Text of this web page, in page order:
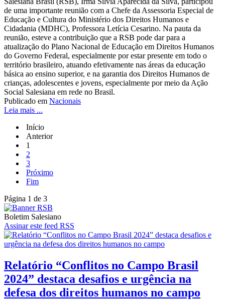
de uma importante reunião com a Chefe da Assessoria Especial de
Educação e Cultura do Ministério dos Direitos Humanos e
Cidadania (MDHC), Professora Letícia Cesarino. Na pauta da
reunião, esteve a contribuição que a RSB pode dar para a
atualização do Plano Nacional de Educação em Direitos Humanos
do Governo Federal, especialmente por estar presente em todo o
território brasileiro, atuando efetivamente nas áreas da educação
básica ao ensino superior, e na garantia dos Direitos Humanos de
crianças, adolescentes e jovens, especialmente por meio da Ação
Social Salesiana em rede no Brasil.
Publicado em Nacionais
Leia mais ...
Início
Anterior
1
2
3
Próximo
Fim
Página 1 de 3
Boletim Salesiano
Assinar este feed RSS
Relatório “Conflitos no Campo Brasil
2024” destaca desafios e urgência na
defesa dos direitos humanos no campo